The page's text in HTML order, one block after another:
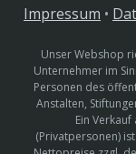
Impressum •
Unser Webshop
Unternehmer im
Personen des
Anstalten,
Ein
(Privatpersonen)